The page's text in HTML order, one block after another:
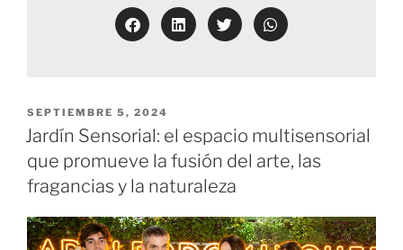
SEPTIEMBRE 5, 2024
Jardín Sensorial: el espacio multisensorial
que promueve la fusión del arte, las
fragancias y la naturaleza